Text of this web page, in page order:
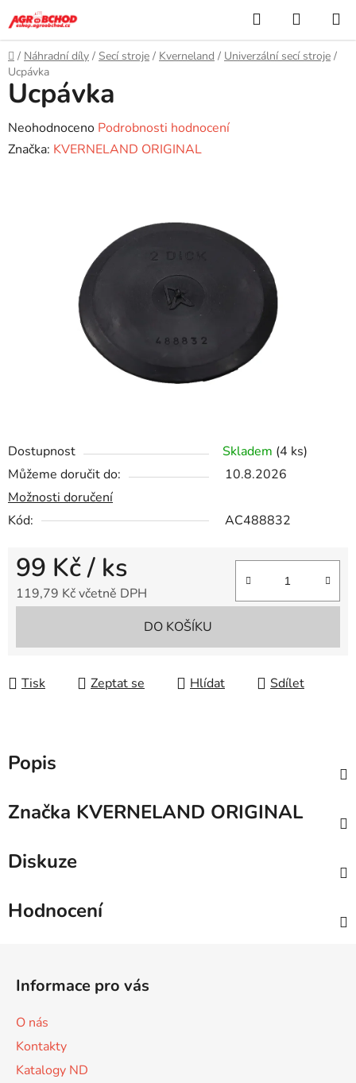
na
obsah
Hledat
KOŠÍK
Domů
/ Náhradní díly / Secí stroje / Kverneland / Univerzální secí stroje /
Ucpávka
Dostupnost Skladem (4 ks)
Můžeme doručit do:
10.8.2026
Možnosti doručení
Kód:
AC488832
99 Kč/ ks
119,79 Kč včetně DPH
DO KOŠÍKU
Tisk Zeptat se Hlídat Sdílet
Ucpávka
Průměrné
hodnocení
Neohodnoceno Podrobnosti hodnocení
Značka: KVERNELAND ORIGINAL
Popis
Značka KVERNELAND ORIGINAL
Diskuze
Hodnocení
Informace pro vás
O nás
Kontakty
Katalogy ND